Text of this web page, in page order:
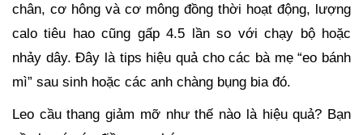
chân, cơ hông và cơ mông đồng thời hoạt động, lượng
calo tiêu hao cũng gấp 4.5 lần so với chạy bộ hoặc
nhảy dây. Đây là tips hiệu quả cho các bà mẹ “eo bánh
mì” sau sinh hoặc các anh chàng bụng bia đó.
Leo cầu thang giảm mỡ như thế nào là hiệu quả? Bạn